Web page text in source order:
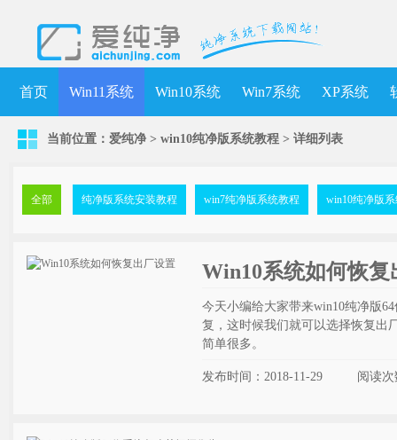
首页 Win11系统 Win10系统 Win7系统 XP系统
当前位置： 爱纯净 > win10纯净版系统教程 > 详细列表
全部 纯净版系统安装教程 win7纯净版系统教程 win10纯净版
Win10系统如何恢复
今天小编给大家带来win10纯净版
复，这时候我们就可以选择恢复出
简单很多。
发布时间：2018-11-29 阅读